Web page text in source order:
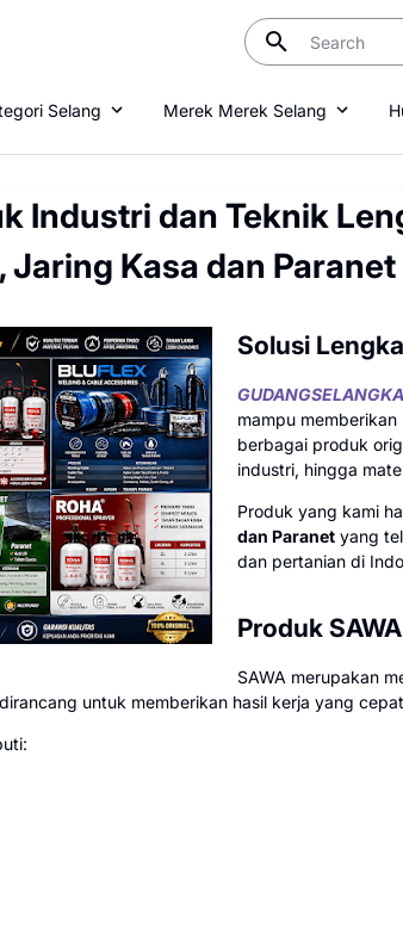
Selang Merek Merek Selang
Industri dan Teknik
Jaring Kasa dan
Solusi
mampu
berbagai produk
industri, hingga
Produk yang kami
dan Paranet yang
dan pertanian di
Produk
SAWA merupakan
untuk memberikan hasil kerja yang